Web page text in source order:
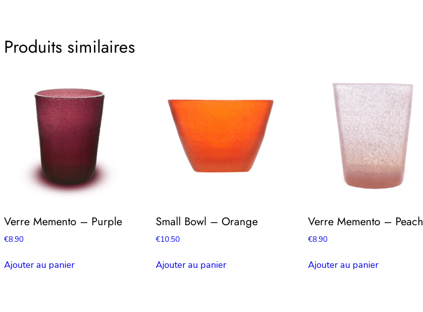
Produits similaires
Verre Memento – Purple
€8.90
Ajouter au panier
Small Bowl – Orange
€10.50
Ajouter au panier
Verre Memento – Peach
€8.90
Ajouter au panier